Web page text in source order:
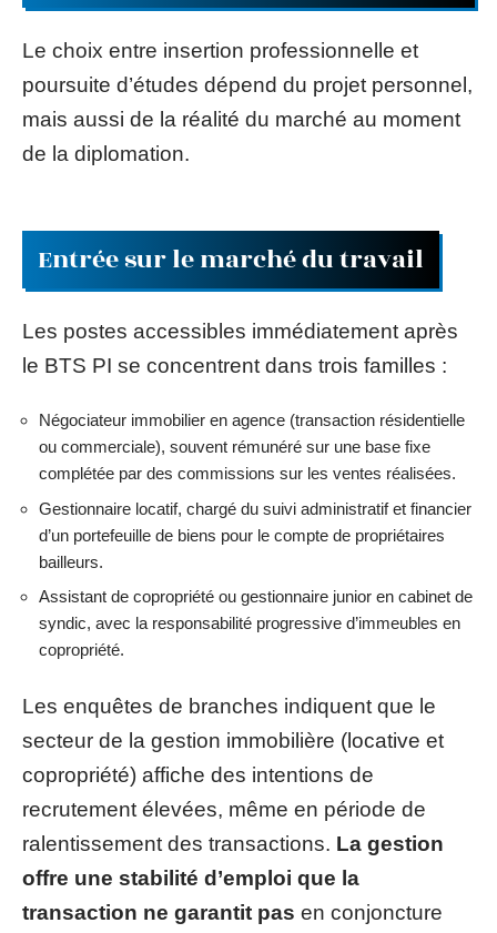
Le choix entre insertion professionnelle et
poursuite d’études dépend du projet personnel,
mais aussi de la réalité du marché au moment
de la diplomation.
Entrée sur le marché du travail
Les postes accessibles immédiatement après
le BTS PI se concentrent dans trois familles :
Négociateur immobilier en agence (transaction résidentielle
ou commerciale), souvent rémunéré sur une base fixe
complétée par des commissions sur les ventes réalisées.
Gestionnaire locatif, chargé du suivi administratif et financier
d’un portefeuille de biens pour le compte de propriétaires
bailleurs.
Assistant de copropriété ou gestionnaire junior en cabinet de
syndic, avec la responsabilité progressive d’immeubles en
copropriété.
Les enquêtes de branches indiquent que le
secteur de la gestion immobilière (locative et
copropriété) affiche des intentions de
recrutement élevées, même en période de
ralentissement des transactions. La gestion
offre une stabilité d’emploi que la
transaction ne garantit pas en conjoncture